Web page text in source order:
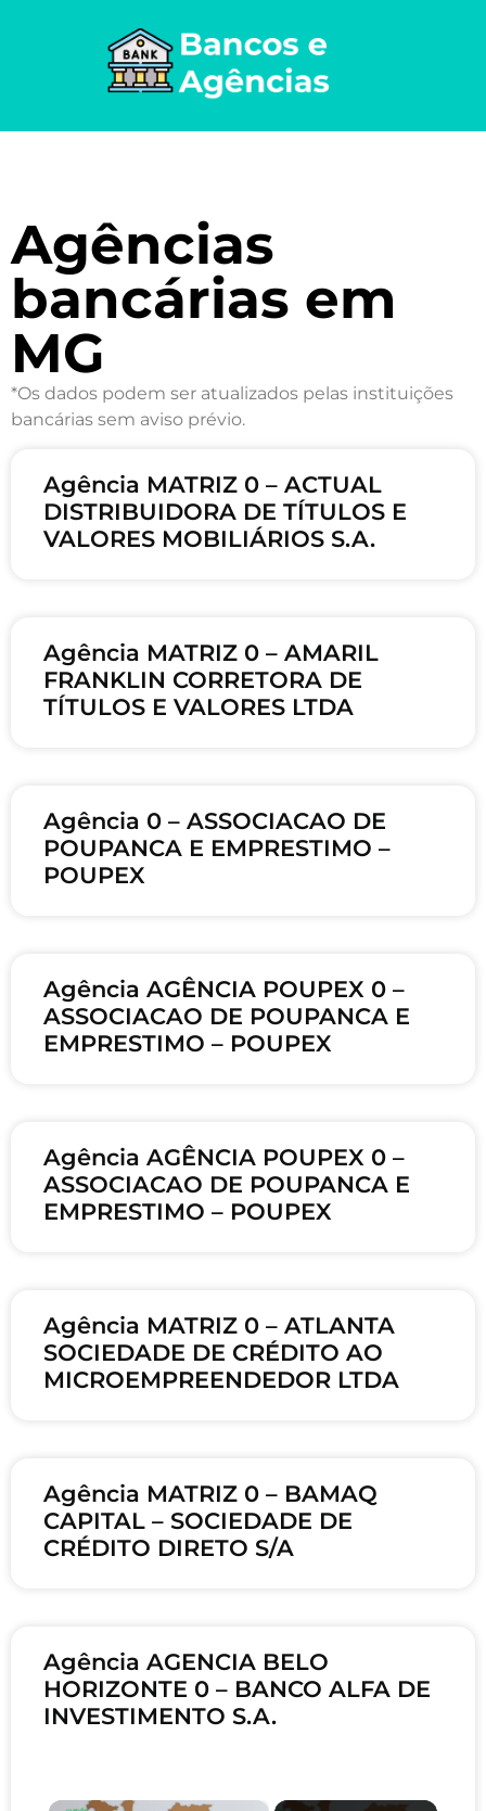
Agências
bancárias em
MG
*Os dados podem ser atualizados pelas instituições
bancárias sem aviso prévio.
Agência MATRIZ 0 – ACTUAL
DISTRIBUIDORA DE TÍTULOS E
VALORES MOBILIÁRIOS S.A.
Agência MATRIZ 0 – AMARIL
FRANKLIN CORRETORA DE
TÍTULOS E VALORES LTDA
Agência 0 – ASSOCIACAO DE
POUPANCA E EMPRESTIMO –
POUPEX
Agência AGÊNCIA POUPEX 0 –
ASSOCIACAO DE POUPANCA E
EMPRESTIMO – POUPEX
Agência AGÊNCIA POUPEX 0 –
ASSOCIACAO DE POUPANCA E
EMPRESTIMO – POUPEX
Agência MATRIZ 0 – ATLANTA
SOCIEDADE DE CRÉDITO AO
MICROEMPREENDEDOR LTDA
Agência MATRIZ 0 – BAMAQ
CAPITAL – SOCIEDADE DE
CRÉDITO DIRETO S/A
Agência AGENCIA BELO
HORIZONTE 0 – BANCO ALFA DE
INVESTIMENTO S.A.